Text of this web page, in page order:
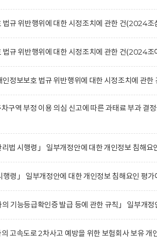
법규 위반행위에 대한 시정조치에 관한 건
법규 위반행위에 대한 시정조치에 관한 건(2024
인정보보호 법규 위반행위에 대한 시정조치에 관
구역 부정 이용 의심 신고에 따른 과태료 부과 결
리법 시행령」 일부개정안에 대한 개인정보 침해요
행령」 일부개정안에 대한 개인정보 침해요인 평가
의 기능등급확인증 발급 등에 관한 규칙」 일부개
고속도로 2차사고 예방을 위한 보험회사 보유 개